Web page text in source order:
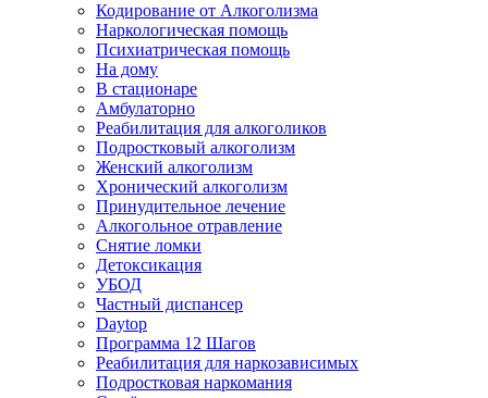
Кодирование от Алкоголизма
Наркологическая помощь
Психиатрическая помощь
На дому
В стационаре
Амбулаторно
Реабилитация для алкоголиков
Подростковый алкоголизм
Женский алкоголизм
Хронический алкоголизм
Принудительное лечение
Алкогольное отравление
Снятие ломки
Детоксикация
УБОД
Частный диспансер
Daytop
Программа 12 Шагов
Реабилитация для наркозависимых
Подростковая наркомания